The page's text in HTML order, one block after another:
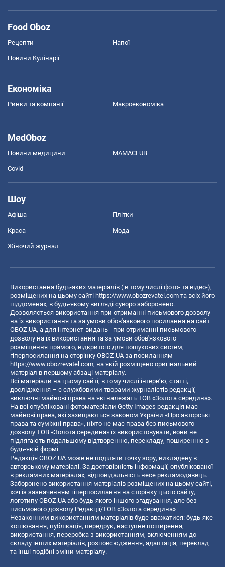
Food Oboz
Рецепти Напої
Новини Кулінарії
Економіка
Ринки та компанії Макроекономіка
MedOboz
Новини медицини MAMACLUB
Covid
Шоу
Афіша Плітки
Краса Мода
Жіночий журнал
Використання будь-яких матеріалів ( в тому числі фото- та відео-),
розміщених на цьому сайті https://www.obozrevatel.com та всіх його
піддоменах, в будь-якому вигляді суворо заборонено.
Дозволяється використання при отриманні письмового дозволу
на їх використання та за умови обов'язкового посилання на сайт
OBOZ.UA, а для інтернет-видань - при отриманні письмового
дозволу на їх використання та за умови обов'язкового
розміщення прямого, відкритого для пошукових систем,
гіперпосилання на сторінку OBOZ.UA за посиланням
https://www.obozrevatel.com, на якій розміщено оригінальний
матеріал в першому абзаці матеріалу.
Всі матеріали на цьому сайті, в тому числі інтерв’ю, статті,
дослідження – є службовими творами журналістів редакції,
виключні майнові права на які належать ТОВ «Золота середина».
На всі опубліковані фотоматеріали Getty Images редакція має
майнові права, які захищаються законом України «Про авторські
права та суміжні права», ніхто не має права без письмового
дозволу ТОВ «Золота середина» їх використовувати, вони не
підлягають подальшому відтворенню, перекладу, поширенню в
будь-якій формі.
Редакція OBOZ.UA може не поділяти точку зору, викладену в
авторському матеріалі. За достовірність інформації, опублікованої
в рекламних матеріалах, відповідальність несе рекламодавець.
Заборонено використання матеріалів розміщених на цьому сайті,
хоч із зазначенням гіперпосилання на сторінку цього сайту,
логотипу OBOZ.UA або будь-якого іншого згадування, але без
письмового дозволу Редакції/ТОВ «Золота середина»
Незаконним використанням матеріалів буде вважатися: будь-яке
копiювання, публiкацiя, передрук, наступне поширення,
використання, переробка з використанням, включенням до
складу інших матеріалів, розповсюдження, адаптація, переклад
та інші подібні зміни матеріалу.